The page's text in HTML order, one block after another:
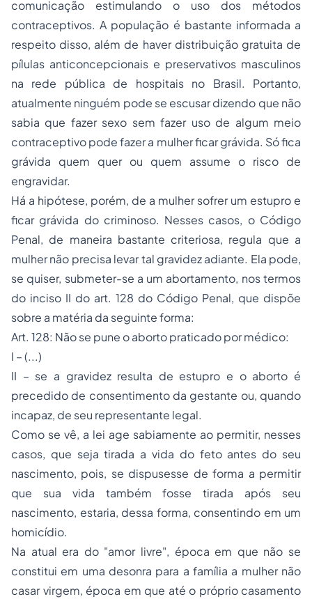
comunicação estimulando o uso dos métodos
contraceptivos. A população é bastante informada a
respeito disso, além de haver distribuição gratuita de
pílulas anticoncepcionais e preservativos masculinos
na rede pública de hospitais no Brasil. Portanto,
atualmente ninguém pode se escusar dizendo que não
sabia que fazer sexo sem fazer uso de algum meio
contraceptivo pode fazer a mulher ficar grávida. Só fica
grávida quem quer ou quem assume o risco de
engravidar.
Há a hipótese, porém, de a mulher sofrer um estupro e
ficar grávida do criminoso. Nesses casos, o Código
Penal, de maneira bastante criteriosa, regula que a
mulher não precisa levar tal gravidez adiante. Ela pode,
se quiser, submeter-se a um abortamento, nos termos
do inciso II do art. 128 do Código Penal, que dispõe
sobre a matéria da seguinte forma:
Art. 128: Não se pune o aborto praticado por médico:
I – (...)
II – se a gravidez resulta de estupro e o aborto é
precedido de consentimento da gestante ou, quando
incapaz, de seu representante legal.
Como se vê, a lei age sabiamente ao permitir, nesses
casos, que seja tirada a vida do feto antes do seu
nascimento, pois, se dispusesse de forma a permitir
que sua vida também fosse tirada após seu
nascimento, estaria, dessa forma, consentindo em um
homicídio.
Na atual era do "amor livre", época em que não se
constitui em uma desonra para a família a mulher não
casar virgem, época em que até o próprio casamento